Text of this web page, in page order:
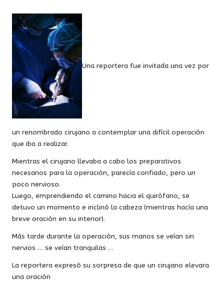
Una reportera fue invitada una vez por
un renombrado cirujano a contemplar una difícil operación
que iba a realizar.
Mientras el cirujano llevaba a cabo los preparativos
necesarios para la operación, parecía confiado, pero un
poco nervioso.
Luego, emprendiendo el camino hacia el quirófano, se
detuvo un momento e inclinó la cabeza (mientras hacía una
breve oración en su interior).
Más tarde durante la operación, sus manos se veían sin
nervios … se veían tranquilas …
La reportera expresó su sorpresa de que un cirujano elevara
una oración